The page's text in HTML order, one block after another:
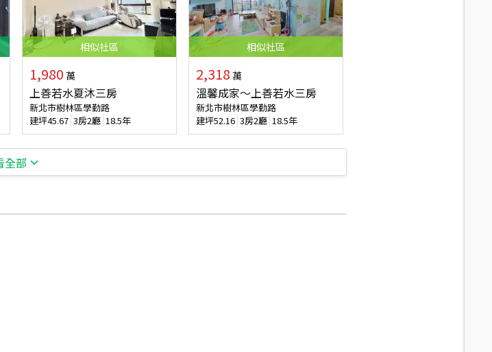
相似社區
1,980 萬
上善若水夏沐三房
新北市樹林區學勤路
建坪45.67 3房2廳 18.5年
相似社區
2,318 萬
溫馨成家～上善若水三房
新北市樹林區學勤路
建坪52.16 3房2廳 18.5年
全部